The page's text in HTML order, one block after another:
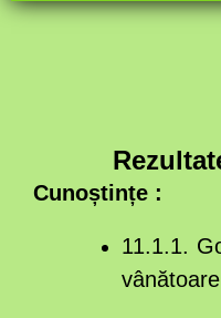
Cunoștințe :
11.1.1.
vânătoare